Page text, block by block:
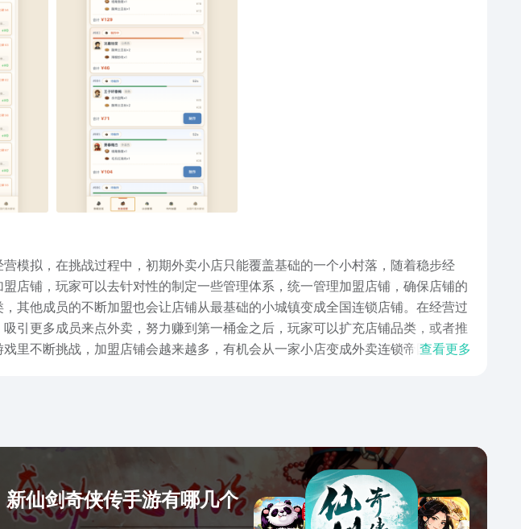
模拟，在挑战过程中，初期外卖小店只能覆盖基础的一个小村落，随着稳步经
店铺，玩家可以去针对性的制定一些管理体系，统一管理加盟店铺，确保店铺的
其他成员的不断加盟也会让店铺从最基础的小城镇变成全国连锁店铺。在经营过
引更多成员来点外卖，努力赚到第一桶金之后，玩家可以扩充店铺品类，或者推
里不断挑战，加盟店铺会越来越多，有机会从一家小店变成外卖连锁帝国，前期
接已经分享在上面了，所有喜欢店铺经营的玩家，都可以来尝试一下，游戏用大
通过不断制定经营策略，获取更多游戏收益。
查看更多
新仙剑奇侠传手游有哪几个